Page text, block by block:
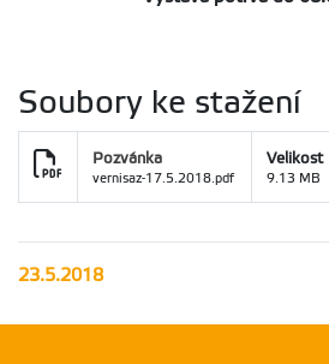
Soubory ke stažení
Pozvánka
vernisaz-17.5.2018.pdf
Velikost
9.13 MB
23.5.2018